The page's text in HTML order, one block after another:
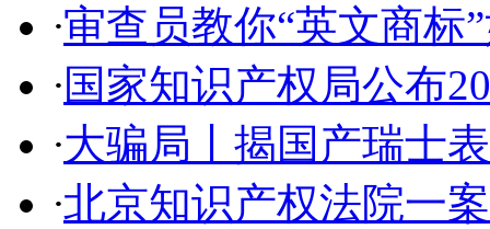
·审查员教你“英文商标
·国家知识产权局公布
·大骗局丨揭国产瑞士
·北京知识产权法院一